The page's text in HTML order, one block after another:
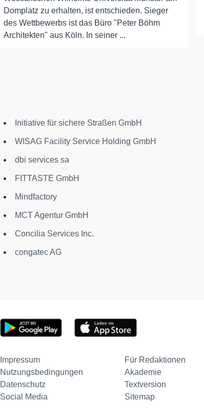
Domplatz zu erhalten, ist entschieden. Sieger
des Wettbewerbs ist das Büro "Peter Böhm
Architekten" aus Köln. In seiner ...
Initiative für sichere Straßen GmbH
WISAG Facility Service Holding GmbH
dbi services sa
FITTASTE GmbH
Mindfactory
MCT Agentur GmbH
Concilia Services Inc.
congatec AG
Impressum Für Redaktionen
Nutzungsbedingungen
Akademie
Datenschutz
Textversion
Social Media
Sitemap